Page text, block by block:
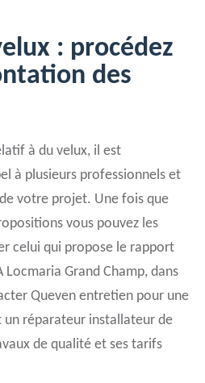
: procédez
des
à du velux, il est
à plusieurs professionnels et
votre projet. Une fois que
vous pouvez les
celui qui propose le rapport
Grand Champ, dans
Queven entretien pour une
un réparateur installateur de
de qualité et ses tarifs